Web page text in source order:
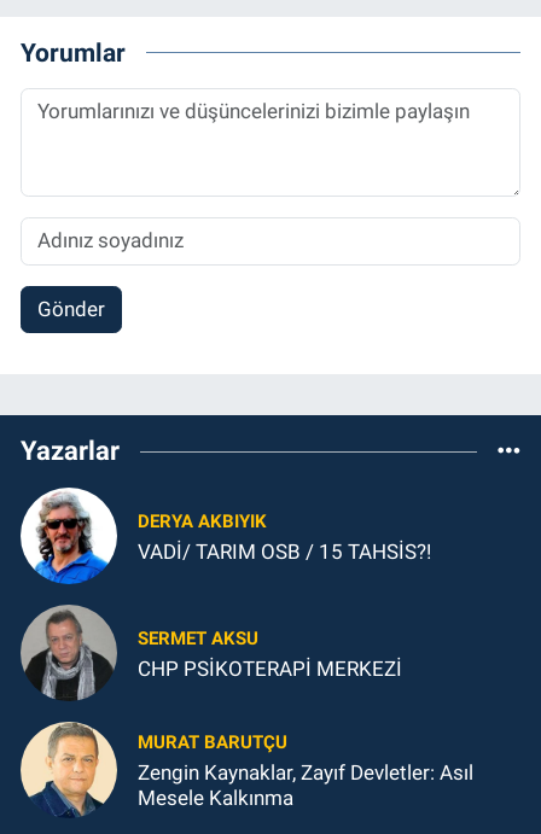
Yorumlar
Gönder
Yazarlar
DERYA AKBIYIK
VADİ/ TARIM OSB / 15 TAHSİS?!
SERMET AKSU
CHP PSİKOTERAPİ MERKEZİ
MURAT BARUTÇU
Zengin Kaynaklar, Zayıf Devletler: Asıl
Mesele Kalkınma